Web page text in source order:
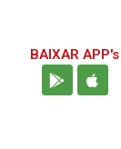
BAIXAR APP's